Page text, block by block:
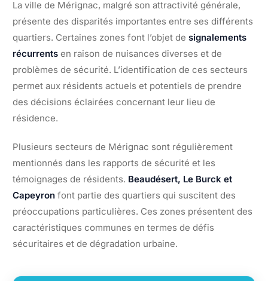
La ville de Mérignac, malgré son attractivité générale,
présente des disparités importantes entre ses différents
quartiers. Certaines zones font l’objet de signalements
récurrents en raison de nuisances diverses et de
problèmes de sécurité. L’identification de ces secteurs
permet aux résidents actuels et potentiels de prendre
des décisions éclairées concernant leur lieu de
résidence.
Plusieurs secteurs de Mérignac sont régulièrement
mentionnés dans les rapports de sécurité et les
témoignages de résidents. Beaudésert, Le Burck et
Capeyron font partie des quartiers qui suscitent des
préoccupations particulières. Ces zones présentent des
caractéristiques communes en termes de défis
sécuritaires et de dégradation urbaine.